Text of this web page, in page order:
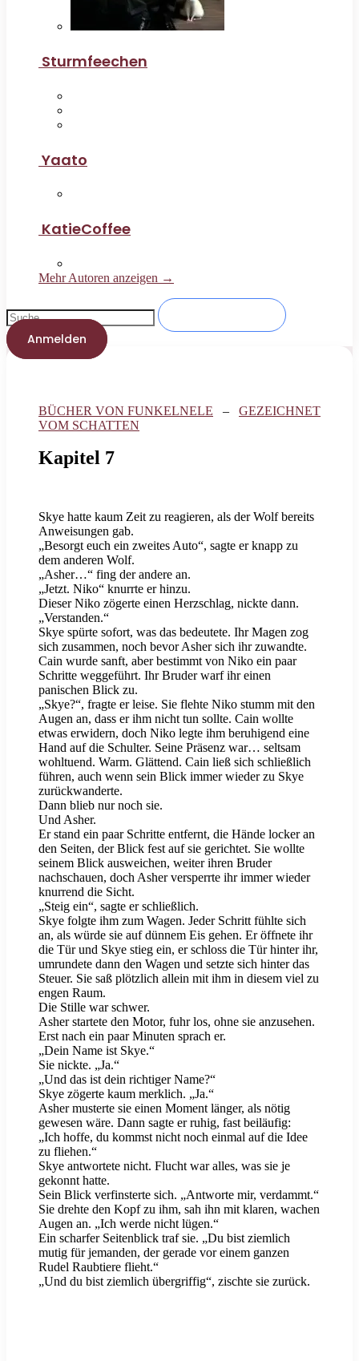
Sturmfeechen
Yaato
KatieCoffee
Mehr Autoren anzeigen →
Anmelden
BÜCHER VON FUNKELNELE – GEZEICHNET
VOM SCHATTEN
Kapitel 7
Skye hatte kaum Zeit zu reagieren, als der Wolf bereits
Anweisungen gab.
„Besorgt euch ein zweites Auto“, sagte er knapp zu
dem anderen Wolf.
„Asher…“ fing der andere an.
„Jetzt. Niko“ knurrte er hinzu.
Dieser Niko zögerte einen Herzschlag, nickte dann.
„Verstanden.“
Skye spürte sofort, was das bedeutete. Ihr Magen zog
sich zusammen, noch bevor Asher sich ihr zuwandte.
Cain wurde sanft, aber bestimmt von Niko ein paar
Schritte weggeführt. Ihr Bruder warf ihr einen
panischen Blick zu.
„Skye?“, fragte er leise. Sie flehte Niko stumm mit den
Augen an, dass er ihm nicht tun sollte. Cain wollte
etwas erwidern, doch Niko legte ihm beruhigend eine
Hand auf die Schulter. Seine Präsenz war… seltsam
wohltuend. Warm. Glättend. Cain ließ sich schließlich
führen, auch wenn sein Blick immer wieder zu Skye
zurückwanderte.
Dann blieb nur noch sie.
Und Asher.
Er stand ein paar Schritte entfernt, die Hände locker an
den Seiten, der Blick fest auf sie gerichtet. Sie wollte
seinem Blick ausweichen, weiter ihren Bruder
nachschauen, doch Asher versperrte ihr immer wieder
knurrend die Sicht.
„Steig ein“, sagte er schließlich.
Skye folgte ihm zum Wagen. Jeder Schritt fühlte sich
an, als würde sie auf dünnem Eis gehen. Er öffnete ihr
die Tür und Skye stieg ein, er schloss die Tür hinter ihr,
umrundete dann den Wagen und setzte sich hinter das
Steuer. Sie saß plötzlich allein mit ihm in diesem viel zu
engen Raum.
Die Stille war schwer.
Asher startete den Motor, fuhr los, ohne sie anzusehen.
Erst nach ein paar Minuten sprach er.
„Dein Name ist Skye.“
Sie nickte. „Ja.“
„Und das ist dein richtiger Name?“
Skye zögerte kaum merklich. „Ja.“
Asher musterte sie einen Moment länger, als nötig
gewesen wäre. Dann sagte er ruhig, fast beiläufig:
„Ich hoffe, du kommst nicht noch einmal auf die Idee
zu fliehen.“
Skye antwortete nicht. Flucht war alles, was sie je
gekonnt hatte.
Sein Blick verfinsterte sich. „Antworte mir, verdammt.“
Sie drehte den Kopf zu ihm, sah ihn mit klaren, wachen
Augen an. „Ich werde nicht lügen.“
Ein scharfer Seitenblick traf sie. „Du bist ziemlich
mutig für jemanden, der gerade vor einem ganzen
Rudel Raubtiere flieht.“
„Und du bist ziemlich übergriffig“, zischte sie zurück.